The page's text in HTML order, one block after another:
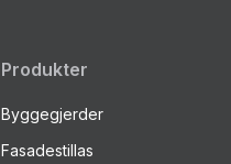
Produkter
Byggegjerder
Fasadestillas